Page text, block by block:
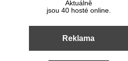
Aktuálně
jsou 40 hosté online.
Reklama